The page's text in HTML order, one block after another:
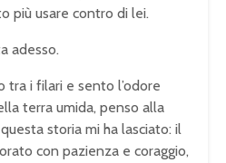
più usare contro di lei.
adesso.
tra i filari e sento l’odore
terra umida, penso alla
storia mi ha lasciato: il
con pazienza e coraggio,